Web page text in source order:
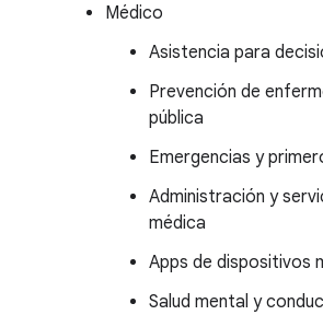
Médico
Asistencia para
Prevención de
pública
Emergencias y
Administración y
médica
Apps de dispositivos
Salud mental y